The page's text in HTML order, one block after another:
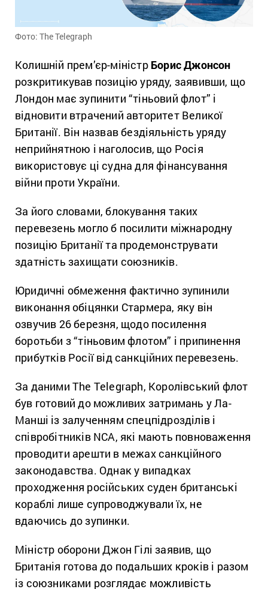
Фото: The Telegraph
Колишній прем’єр-міністр Борис Джонсон
розкритикував позицію уряду, заявивши, що
Лондон має зупинити “тіньовий флот” і
відновити втрачений авторитет Великої
Британії. Він назвав бездіяльність уряду
неприйнятною і наголосив, що Росія
використовує ці судна для фінансування
війни проти України.
За його словами, блокування таких
перевезень могло б посилити міжнародну
позицію Британії та продемонструвати
здатність захищати союзників.
Юридичні обмеження фактично зупинили
виконання обіцянки Стармера, яку він
озвучив 26 березня, щодо посилення
боротьби з “тіньовим флотом” і припинення
прибутків Росії від санкційних перевезень.
За даними The Telegraph, Королівський флот
був готовий до можливих затримань у Ла-
Манші із залученням спецпідрозділів і
співробітників NCA, які мають повноваження
проводити арешти в межах санкційного
законодавства. Однак у випадках
проходження російських суден британські
кораблі лише супроводжували їх, не
вдаючись до зупинки.
Міністр оборони Джон Гілі заявив, що
Британія готова до подальших кроків і разом
із союзниками розглядає можливість